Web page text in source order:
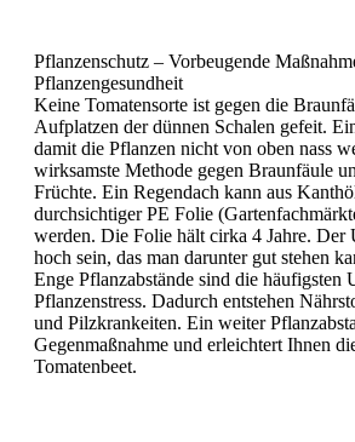
Pflanzenschutz – Vorbeugende
Pflanzengesundheit
Keine Tomatensorte ist gegen die
Aufplatzen der dünnen Schalen gefeit.
damit die Pflanzen nicht von oben nass
wirksamste Methode gegen Braunfäule
Früchte. Ein Regendach kann aus
durchsichtiger PE Folie
werden. Die Folie hält cirka 4 Jahre. Der
hoch sein, das man darunter gut stehen
Enge Pflanzabstände sind die häufigsten
Pflanzenstress. Dadurch entstehen
und Pilzkrankeiten. Ein weiter
Gegenmaßnahme und erleichtert Ihnen
Tomatenbeet.